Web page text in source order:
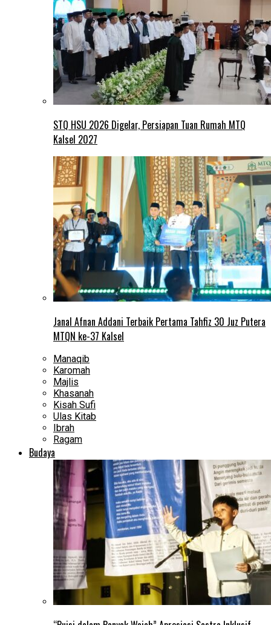
STQ HSU 2026 Digelar, Persiapan Tuan Rumah MTQ
Kalsel 2027
Janal Afnan Addani Terbaik Pertama Tahfiz 30 Juz Putera
MTQN ke-37 Kalsel
Manaqib
Karomah
Majlis
Khasanah
Kisah Sufi
Ulas Kitab
Ibrah
Ragam
Budaya